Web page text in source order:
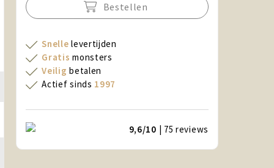
Bestellen
Snelle levertijden
Gratis monsters
Veilig betalen
Actief sinds 1997
9,6/10 | 75reviews